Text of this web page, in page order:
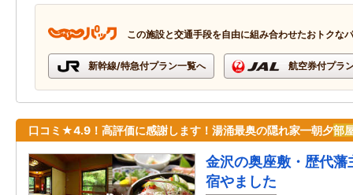
この施設と交通手段を自由に組み合わせたおトクな
新幹線/特急付プラン一覧へ 航空券付プラ
口コミ★4.9！高評価に感謝します！湯涌最奥の隠れ家━朝夕部
金沢の奥座敷・歴代
宿やました